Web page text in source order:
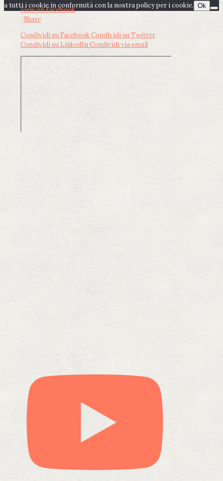
View on Facebook
· Share
Condividi su FacebookCondividi su Twitter
Condividi su LinkedInCondividi via email
a tutti i cookie in conformità con la nostra policy per i cookie. Ok